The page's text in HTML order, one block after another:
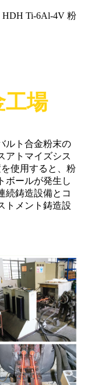
Ti-6Al-4V 粉
工場
ルト合金粉末の
アトマイズシス
使用すると、粉
ボールが発生し
続鋳造設備とコ
トメント鋳造設